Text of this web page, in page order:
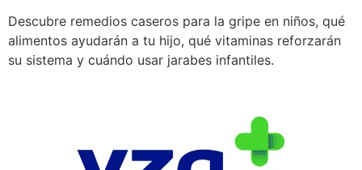
Descubre remedios caseros para la gripe en niños, qué
alimentos ayudarán a tu hijo, qué vitaminas reforzarán
su sistema y cuándo usar jarabes infantiles.